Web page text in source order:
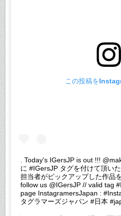
この投稿を
. Today's IGersJP is out !!!
に #IGersJP タグを付けて頂い
担当者がピックアップした作品
follow us @IGersJP // valid tag
page InstagramersJapan :
タグラマーズジャパン #日本